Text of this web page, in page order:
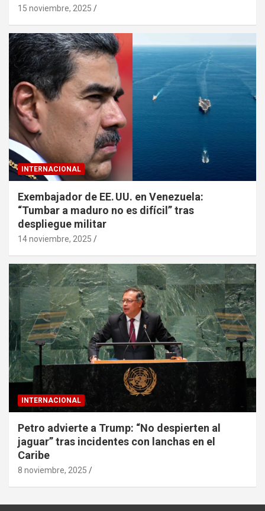
15 noviembre, 2025
INTERNACIONAL
Exembajador de EE. UU. en Venezuela:
“Tumbar a maduro no es difícil” tras
despliegue militar
14 noviembre, 2025
INTERNACIONAL
Petro advierte a Trump: “No despierten al
jaguar” tras incidentes con lanchas en el
Caribe
8 noviembre, 2025